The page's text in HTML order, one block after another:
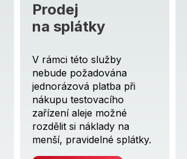
Prodej
na splátky
V rámci této služby
nebude požadována
jednorázová platba při
nákupu testovacího
zařízení aleje možné
rozdělit si náklady na
menší, pravidelné splátky.